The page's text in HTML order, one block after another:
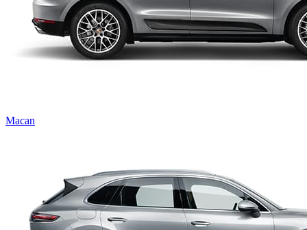
Macan